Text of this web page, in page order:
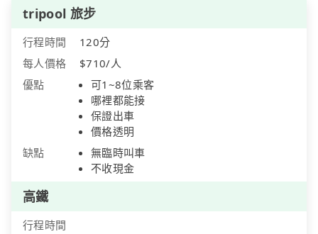
tripool 旅步
行程時間
120分
每人價格
$710/人
優點
可1~8位乘客
哪裡都能接
保證出車
價格透明
缺點
無臨時叫車
不收現金
高鐵
行程時間